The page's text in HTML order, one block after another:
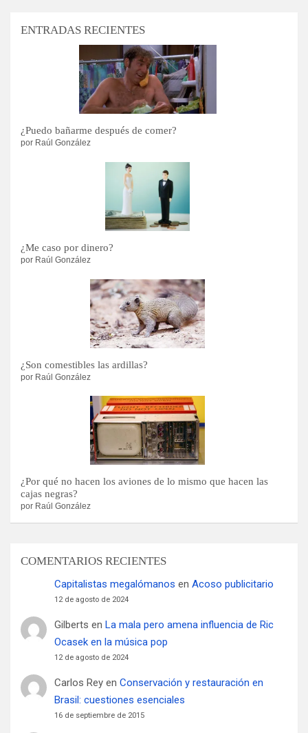
ENTRADAS RECIENTES
¿Puedo bañarme después de comer?
por Raúl González
¿Me caso por dinero?
por Raúl González
¿Son comestibles las ardillas?
por Raúl González
¿Por qué no hacen los aviones de lo mismo que hacen las
cajas negras?
por Raúl González
COMENTARIOS RECIENTES
Capitalistas megalómanos en Acoso publicitario
12 de agosto de 2024
Gilberts en La mala pero amena influencia de Ric
Ocasek en la música pop
12 de agosto de 2024
Carlos Reyen Conservación y restauración en
Brasil: cuestiones esenciales
16 de septiembre de 2015